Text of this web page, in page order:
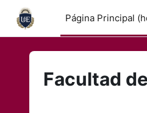
Saltar al contenido principal
Página Principal
Facultad